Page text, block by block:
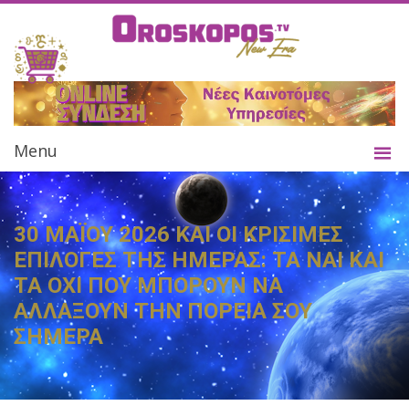
Menu
30 ΜΑΪΟΥ 2026 ΚΑΙ ΟΙ ΚΡΙΣΙΜΕΣ
ΕΠΙΛΟΓΕΣ ΤΗΣ ΗΜΕΡΑΣ: ΤΑ ΝΑΙ ΚΑΙ
ΤΑ ΟΧΙ ΠΟΥ ΜΠΟΡΟΥΝ ΝΑ
ΑΛΛΑΞΟΥΝ ΤΗΝ ΠΟΡΕΙΑ ΣΟΥ
ΣΗΜΕΡΑ